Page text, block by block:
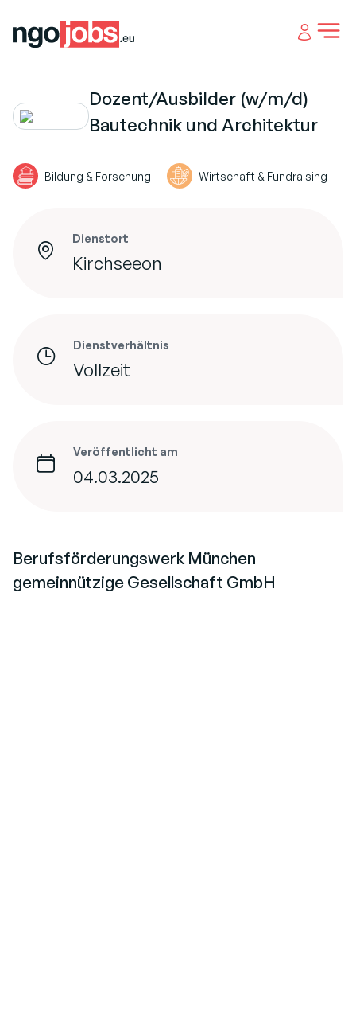
Open
Dozent/Ausbilder (w/m/d)
Bautechnik und Architektur
Bildung & Forschung Wirtschaft & Fundraising
Dienstort
Kirchseeon
Dienstverhältnis
Vollzeit
Veröffentlicht am
04.03.2025
Berufsförderungswerk München
gemeinnützige Gesellschaft GmbH